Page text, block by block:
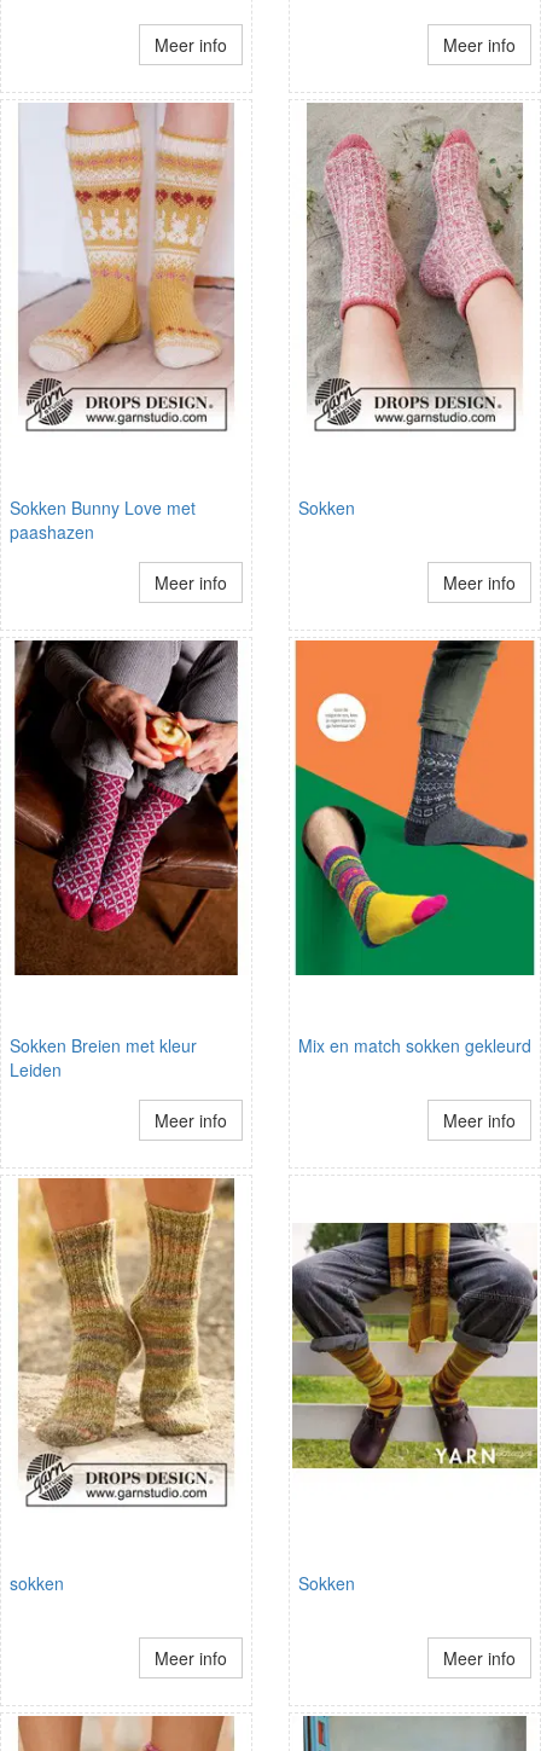
Meer info Meer info
Sokken Bunny Love met
paashazen
Meer info
Sokken
Meer info
Sokken Breien met kleur
Leiden
Meer info
Mix en match sokken gekleurd
Meer info
sokken
Meer info
Sokken
Meer info